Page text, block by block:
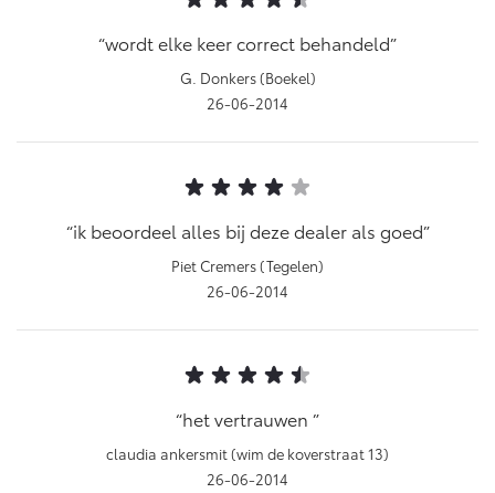
wordt elke keer correct behandeld
G. Donkers (Boekel)
26-06-2014
ik beoordeel alles bij deze dealer als goed
Piet Cremers (Tegelen)
26-06-2014
het vertrauwen
claudia ankersmit (wim de koverstraat 13)
26-06-2014